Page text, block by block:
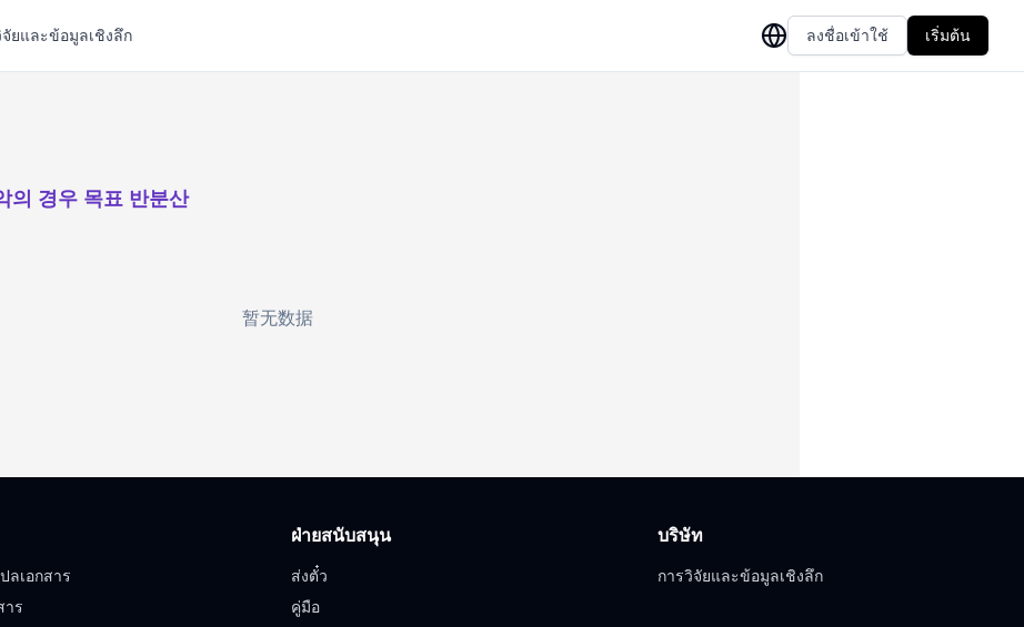
จัยและข้อมูลเชิงลึก ลงชื่อเข้าใช้ เริ่มต้น
의 경우 목표 반분산
暂无数据
ลเอกสาร
าร
ฝ่ายสนับสนุน
ส่งตั๋ว
คู่มือ
บริษัท
การวิจัยและข้อมูลเชิงลึก